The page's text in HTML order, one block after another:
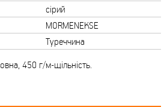
сірий
MORMENEKSE
Туреччина
450 г/м-щільність.